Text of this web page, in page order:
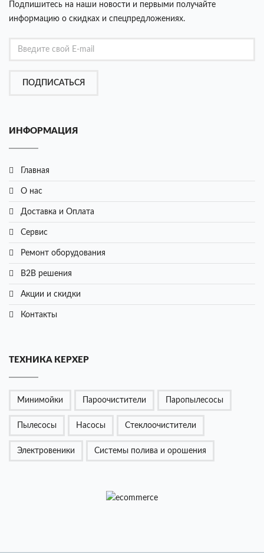
Подпишитесь на наши новости и первыми получайте
информацию о скидках и спецпредложениях.
ПОДПИСАТЬСЯ
ИНФОРМАЦИЯ
Главная
О нас
Доставка и Оплата
Сервис
Ремонт оборудования
B2B решения
Акции и cкидки
Контакты
ТЕХНИКА КЕРХЕР
Минимойки Пароочистители Паропылесосы
Пылесосы Насосы Стеклоочистители
Электровеники Системы полива и орошения